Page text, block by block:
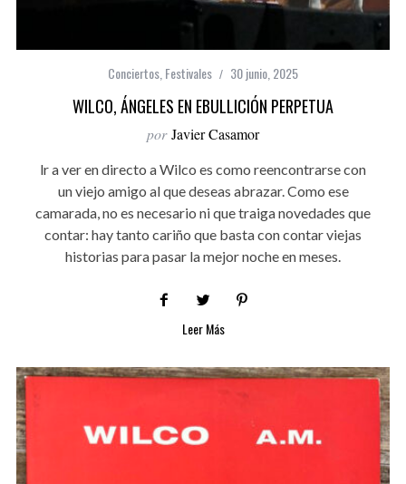
Conciertos Festivales 30 junio, 2025
WILCO, ÁNGELES EN EBULLICIÓN PERPETUA
por Javier Casamor
lr a ver en directo a Wilco es como reencontrarse con
un viejo amigo al que deseas abrazar. Como ese
camarada, no es necesario ni que traiga novedades que
contar: hay tanto cariño que basta con contar viejas
historias para pasar la mejor noche en meses.
Leer Más